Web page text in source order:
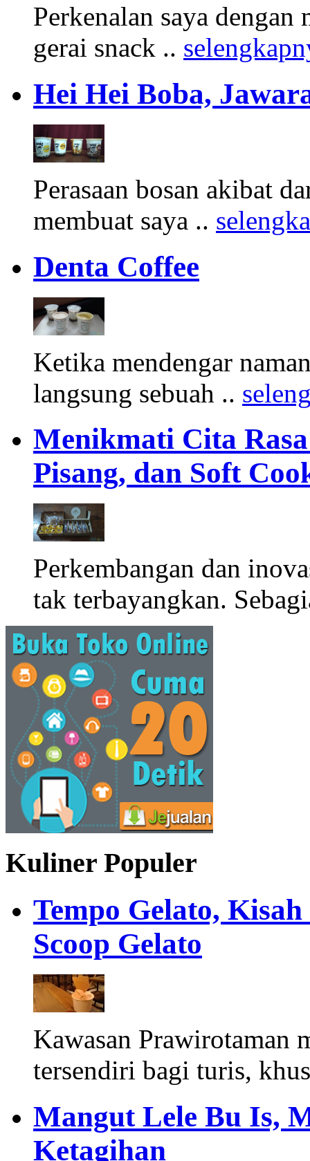
Perkenalan saya
gerai snack ..
Hei Hei Boba,
Perasaan bosan akibat
membuat saya ..
Denta Coffee
Ketika mendengar
langsung sebuah ..
Menikmati Cita
Pisang, dan Soft
Perkembangan dan
tak terbayangkan.
Kuliner Populer
Tempo Gelato,
Scoop Gelato
Kawasan Prawirotaman
tersendiri bagi turis,
Mangut Lele Bu Is,
Ketagihan